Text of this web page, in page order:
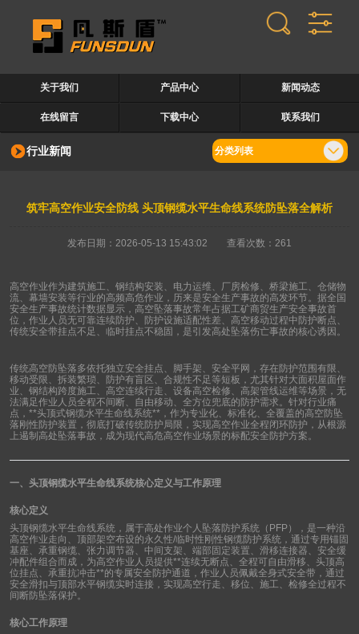
关于我们 产品中心 新闻动态
在线留言 下载中心 联系我们
行业新闻 分类列表
筑牢高空作业安全防线 头顶钢缆水平生命线系统防坠落全解析
发布日期：2026-05-13 15:43:02 查看次数：261
高空作业作为建筑施工、钢结构安装、电力运维、厂房检修、桥梁施工、仓储物
流、幕墙安装等行业的高频高危作业，历来是安全生产事故的高发环节。据全国
安全生产事故统计数据显示，高空坠落事故常年占据工矿商贸生产安全事故首
位，作业人员无可靠连续防护、防护设施适配性差、高空移动过程中防护断点、
传统安全带挂点不足、临时挂点不稳固，是引发高处坠落伤亡事故的核心诱因。
传统高空防坠落多依托独立安全挂点、脚手架、安全平网，存在防护范围有限、
移动受限、拆装繁琐、防护有盲区、合规性不足等短板，尤其针对大面积屋面作
业、钢结构跨度施工、高空连续行走、设备高空检修、高架管线运维等场景，无
法满足作业人员全程不间断、自由移动、全方位兜底的防护需求。针对行业痛
点， **头顶式钢缆水平生命线系统** ，作为专业化、标准化、全覆盖的高空防坠
落刚性防护装置，彻底打破传统防护局限，实现高空作业全程闭环防护，从根源
上遏制高处坠落事故，成为现代高危高空作业场景的标配安全防护方案。
一、头顶钢缆水平生命线系统核心定义与工作原理
核心定义
头顶钢缆水平生命线系统，属于高处作业个人坠落防护系统（ PFP），是一种沿
高空作业走向、顶部架空布设的永久性/临时性刚性钢缆防护系统，通过专用锚固
基座、承重钢缆、张力调节器、中间支架、端部固定装置、滑移连接器、安全缓
冲配件组合而成，为高空作业人员提供**连续无断点、全程可自由滑移、头顶高
位挂点、承重抗冲击**的专属安全防护通道，作业人员佩戴全身式安全带，通过
安全滑扣与顶部水平钢缆实时连接，实现高空行走、移位、施工、检修全过程不
间断防坠落保护。
核心工作原理